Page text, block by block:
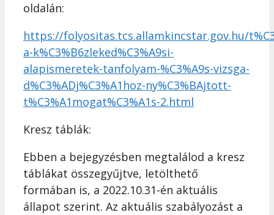
oldalán:
https://folyositas.tcs.allamkincstar.gov.hu/
a-k%C3%B6zleked%C3%A9si-
alapismeretek-tanfolyam-%C3%A9s-vizsga-
d%C3%ADj%C3%A1hoz-ny%C3%BAjtott-
t%C3%A1mogat%C3%A1s-2.html
Kresz táblák:
Ebben a bejegyzésben megtalálod a kresz
táblákat összegyűjtve, letölthető
formában is, a 2022.10.31-én aktuális
állapot szerint. Az aktuális szabályozást a